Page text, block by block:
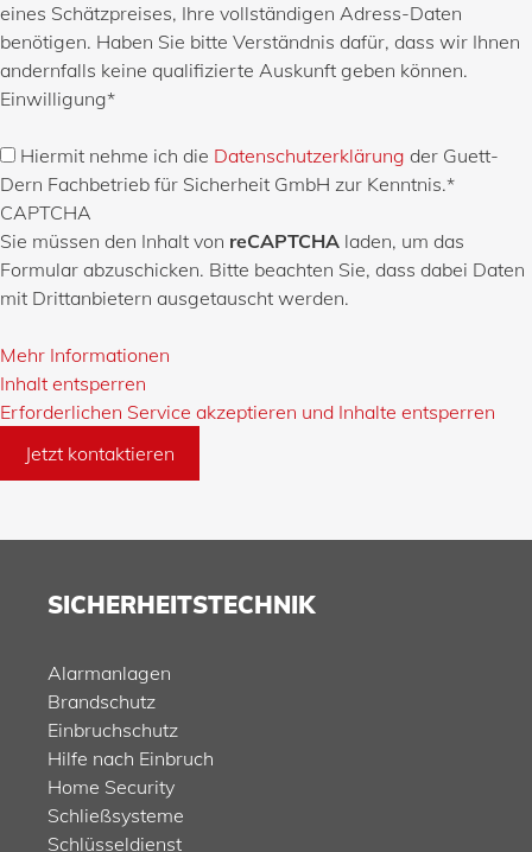
eines Schätzpreises, Ihre vollständigen Adress-Daten
benötigen. Haben Sie bitte Verständnis dafür, dass wir Ihnen
andernfalls keine qualifizierte Auskunft geben können.
Einwilligung*
Hiermit nehme ich die Datenschutzerklärung der Guett-
Dern Fachbetrieb für Sicherheit GmbH zur Kenntnis.*
CAPTCHA
Sie müssen den Inhalt von reCAPTCHA laden, um das
Formular abzuschicken. Bitte beachten Sie, dass dabei Daten
mit Drittanbietern ausgetauscht werden.
Mehr Informationen
Inhalt entsperren
Erforderlichen Service akzeptieren und Inhalte entsperren
Jetzt kontaktieren
SICHERHEITSTECHNIK
Alarmanlagen
Brandschutz
Einbruchschutz
Hilfe nach Einbruch
Home Security
Schließsysteme
Schlüsseldienst